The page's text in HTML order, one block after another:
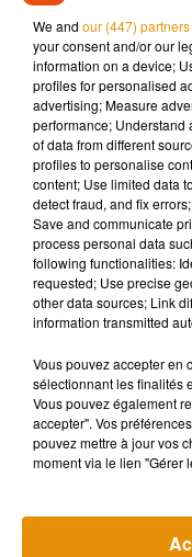
médaille, mais un
geste.
#Kenya’s Simon
exhausted
sportsmanship at the
�xÇin 2016,�xÈin
gift of $10k: Philip
($2k),Oshiomole
— Oluwashina
Musique
We and our (447) partners
your consent and/or our
information on a device;
profiles for personalised
advertising; Measure
performance; Understand
of data from different
profiles to personalise
content; Use limited data
detect fraud, and fix
Save and communicate
process personal data
following functionalities:
requested; Use precise
other data sources; Link
information transmitted
Vous pouvez accepter en
sélectionnant les finalités
Vous pouvez également
accepter". Vos
pouvez mettre à jour vos
moment via le lien "Gérer